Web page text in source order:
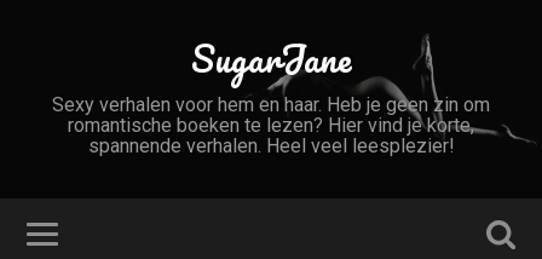
SugarJane
Sexy verhalen voor hem en haar. Heb je geen zin om
romantische boeken te lezen? Hier vind je korte,
spannende verhalen. Heel veel leesplezier!